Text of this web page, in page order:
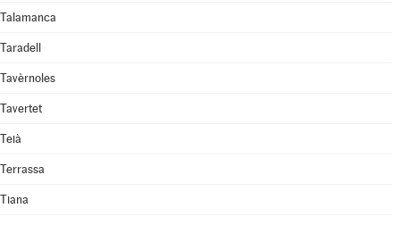
Talamanca
Taradell
Tavèrnoles
Tavertet
Teià
Terrassa
Tiana